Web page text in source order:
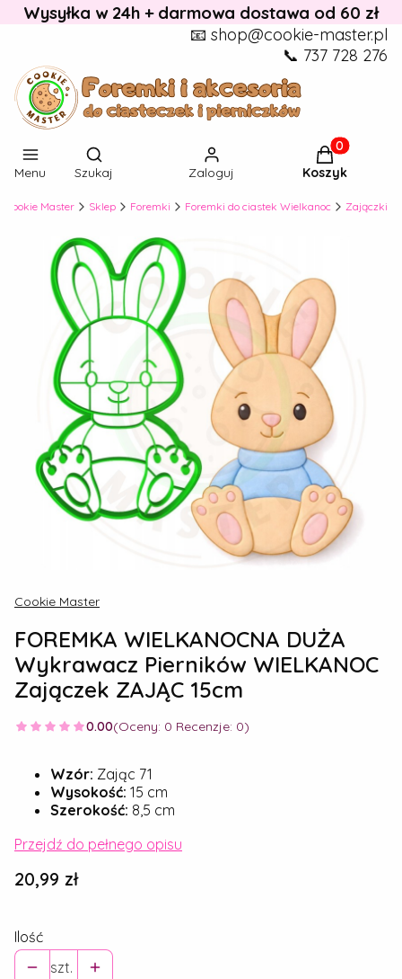
Wysyłka w 24h + darmowa dostawa od 60 zł
📧 shop@cookie-master.pl
📞 737 728 276
Menu
Otwórz wyszukiwarkę
Szukaj Zaloguj
Produkty w
Koszyk
Cookie Master Sklep Foremki Foremki do ciastek Wielkanoc Zajączki
Cookie Master
FOREMKA WIELKANOCNA DUŻA
Wykrawacz Pierników WIELKANOC
Zajączek ZAJĄC 15cm
0.00(Oceny: 0 Recenzje: 0)
Wzór: Zając 71
Wysokość: 15 cm
Szerokość: 8,5 cm
Przejdź do pełnego opisu
Cena
20,99 zł
Ilość
szt.